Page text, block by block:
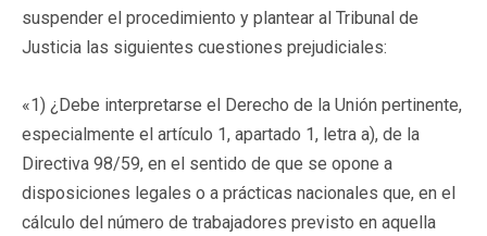
suspender el procedimiento y plantear al Tribunal de
Justicia las siguientes cuestiones prejudiciales:
«1) ¿Debe interpretarse el Derecho de la Unión pertinente,
especialmente el artículo 1, apartado 1, letra a), de la
Directiva 98/59, en el sentido de que se opone a
disposiciones legales o a prácticas nacionales que, en el
cálculo del número de trabajadores previsto en aquella